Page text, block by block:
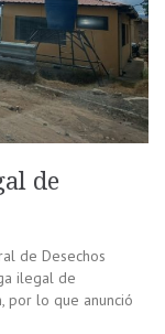
de
de Desechos
ilegal de
por lo que anunció